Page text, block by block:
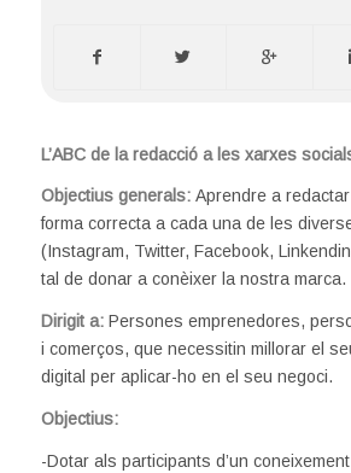
L’ABC de la redacció a les xarxes
Objectius generals: Aprendre a
forma correcta a cada una de les
(Instagram, Twitter, Facebook,
tal de donar a conèixer la nostra marca.
Dirigit a: Persones emprenedores,
i comerços, que necessitin millorar el
digital per aplicar-ho en el seu negoci.
Objectius:
-Dotar als participants d’un